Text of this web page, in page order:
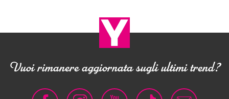
Vuoi rimanere aggiornata sugli ultimi trend?